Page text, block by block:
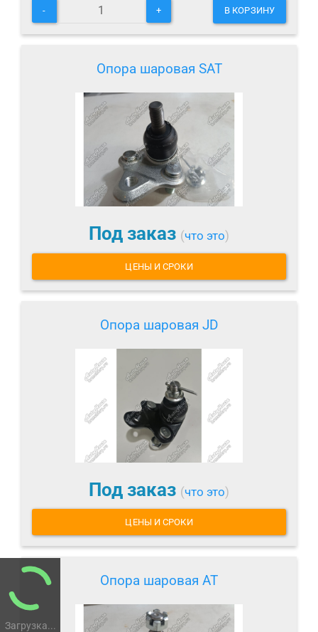
Загрузка...
- + В КОРЗИНУ
Опора шаровая SAT
Под заказ (что это)
ЦЕНЫ И СРОКИ
Опора шаровая JD
Под заказ (что это)
ЦЕНЫ И СРОКИ
Опора шаровая AT